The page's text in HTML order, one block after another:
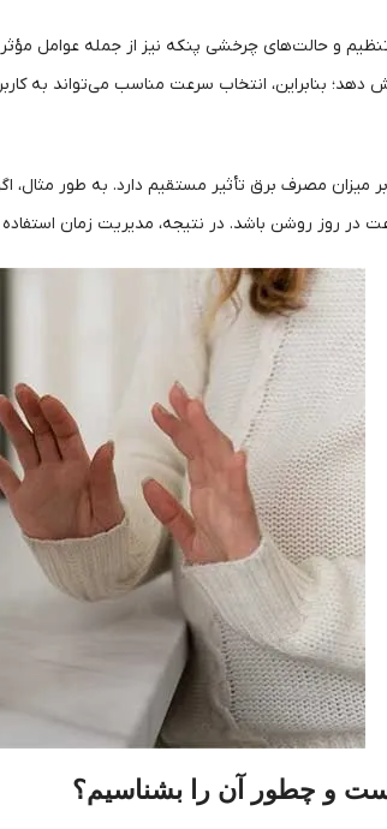
و حالت‌های چرخشی پنکه نیز از جمله عوامل
دهد؛ بنابراین، انتخاب سرعت مناسب می‌تواند
و چطور آن را بشناسیم؟